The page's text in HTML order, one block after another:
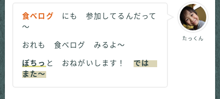
たっくん
食べログ
にも 参加してるんだって
～
おれも 食べログ みるよ～
ぽちっ と おねがいします！ では
また～